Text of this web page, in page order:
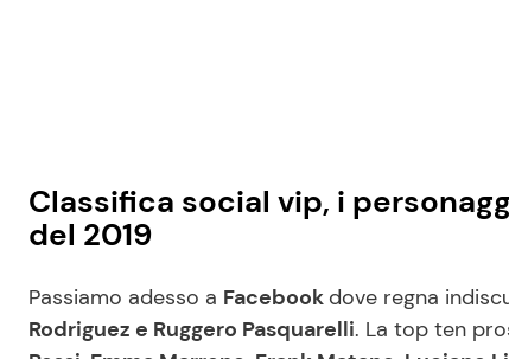
Classifica social vip, i
del 2019
Passiamo adesso a Facebook dove regna
Rodriguez e Ruggero Pasquarelli. La top ten